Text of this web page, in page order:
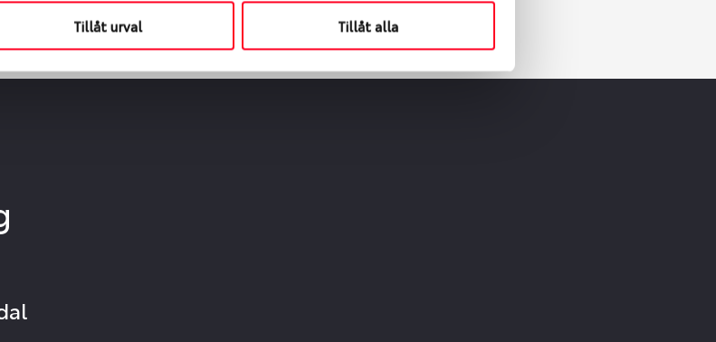
Tillåt urval Tillåt alla